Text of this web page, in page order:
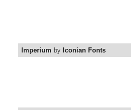
Imperium by Iconian Fonts